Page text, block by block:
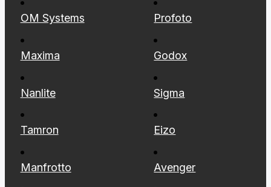
OM Systems Profoto
Maxima Godox
Nanlite Sigma
Tamron Eizo
Manfrotto Avenger